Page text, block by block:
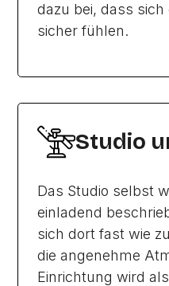
dazu bei, dass
sicher fühlen.
Studio
Das Studio selbst
einladend
sich dort fast wie
die angenehme
Einrichtung wird